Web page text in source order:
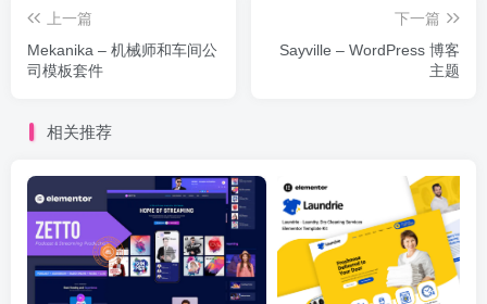
上一篇
Mekanika – 机械师和车间公
司模板套件
下一篇
Sayville – WordPress 博客
主题
相关推荐